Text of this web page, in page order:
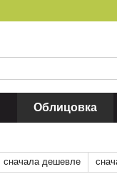
Облицовка
сначала дешевле